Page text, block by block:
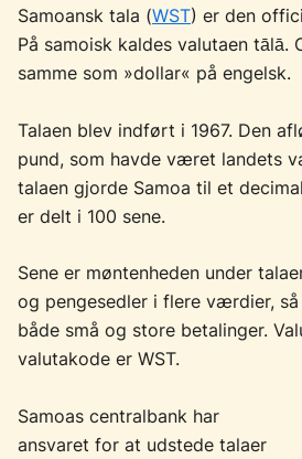
Samoansk tala (WST) er den
På samoisk kaldes valutaen tālā.
samme som »dollar« på engelsk.
Talaen blev indført i 1967. Den
pund, som havde været landets
talaen gjorde Samoa til et
er delt i 100 sene.
Sene er møntenheden under
og pengesedler i flere værdier,
både små og store betalinger.
valutakode er WST.
Samoas centralbank har
ansvaret for at udstede talaer